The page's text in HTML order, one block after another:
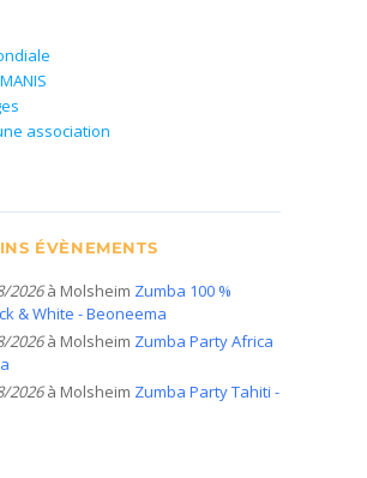
association
ÉVÈNEMENTS
2026à Molsheim Zumba 100 %
& White - Beoneema
2026à Molsheim Zumba Party Africa
2026à Molsheim Zumba Party Tahiti -